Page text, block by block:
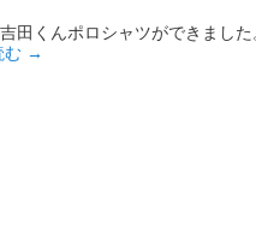
ポロシャツができました
む →